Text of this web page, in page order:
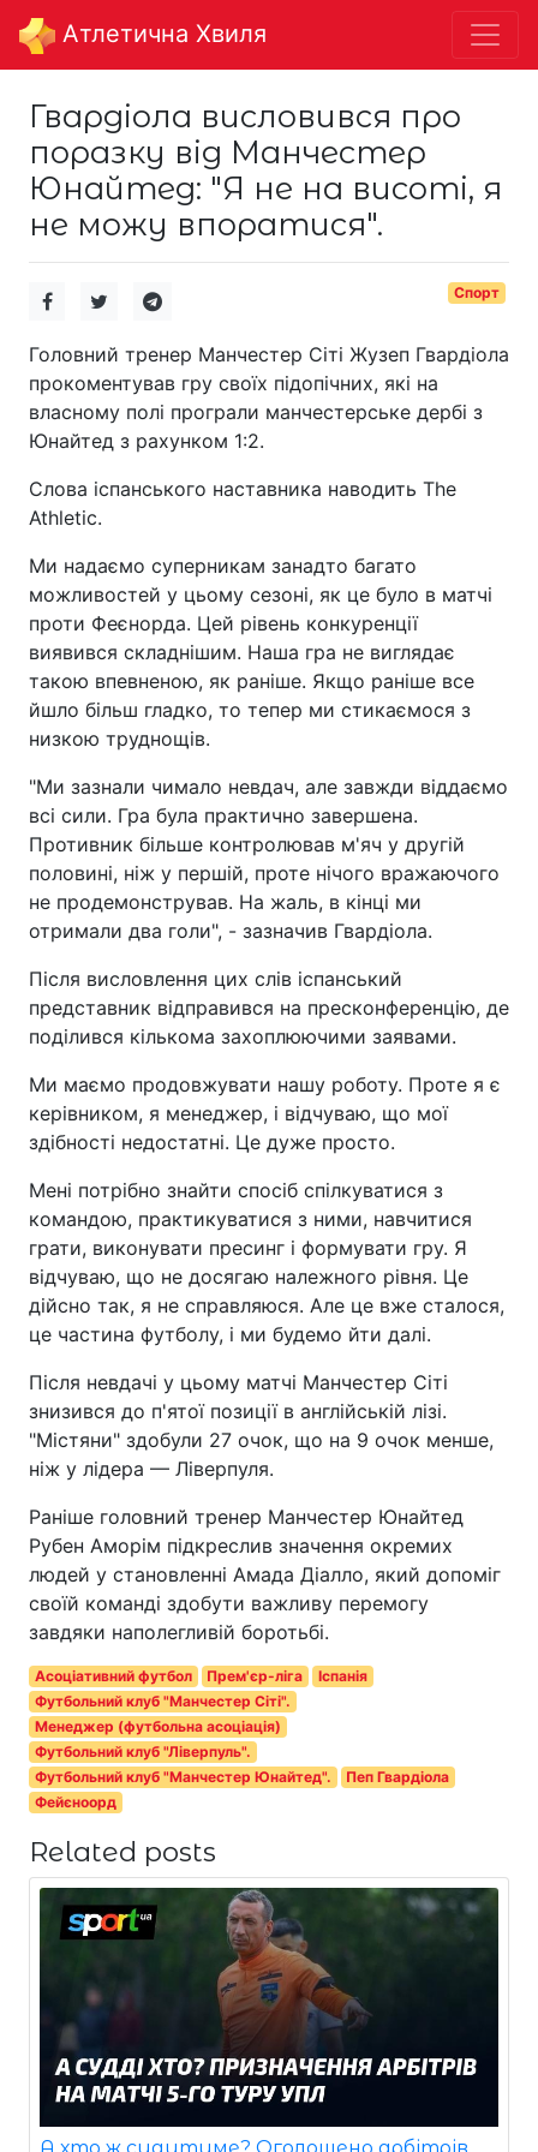
Aтлетична Хвиля
Гвардіола висловився про
поразку від Манчестер
Юнайтед: "Я не на висоті, я
не можу впоратися".
Спорт
Головний тренер Манчестер Сіті Жузеп Гвардіола
прокоментував гру своїх підопічних, які на
власному полі програли манчестерське дербі з
Юнайтед з рахунком 1:2.
Слова іспанського наставника наводить The
Athletic.
Ми надаємо суперникам занадто багато
можливостей у цьому сезоні, як це було в матчі
проти Феєнорда. Цей рівень конкуренції
виявився складнішим. Наша гра не виглядає
такою впевненою, як раніше. Якщо раніше все
йшло більш гладко, то тепер ми стикаємося з
низкою труднощів.
"Ми зазнали чимало невдач, але завжди віддаємо
всі сили. Гра була практично завершена.
Противник більше контролював м'яч у другій
половині, ніж у першій, проте нічого вражаючого
не продемонстрував. На жаль, в кінці ми
отримали два голи", - зазначив Гвардіола.
Після висловлення цих слів іспанський
представник відправився на пресконференцію, де
поділився кількома захоплюючими заявами.
Ми маємо продовжувати нашу роботу. Проте я є
керівником, я менеджер, і відчуваю, що мої
здібності недостатні. Це дуже просто.
Мені потрібно знайти спосіб спілкуватися з
командою, практикуватися з ними, навчитися
грати, виконувати пресинг і формувати гру. Я
відчуваю, що не досягаю належного рівня. Це
дійсно так, я не справляюся. Але це вже сталося,
це частина футболу, і ми будемо йти далі.
Після невдачі у цьому матчі Манчестер Сіті
знизився до п'ятої позиції в англійській лізі.
"Містяни" здобули 27 очок, що на 9 очок менше,
ніж у лідера — Ліверпуля.
Раніше головний тренер Манчестер Юнайтед
Рубен Аморім підкреслив значення окремих
людей у становленні Амада Діалло, який допоміг
своїй команді здобути важливу перемогу
завдяки наполегливій боротьбі.
Асоціативний футбол Прем'єр-ліга
Іспанія
Футбольний клуб "Манчестер Сіті".
Менеджер (футбольна асоціація)
Футбольний клуб "Ліверпуль".
Футбольний клуб "Манчестер Юнайтед".
Пеп Гвардіола
Фейєноорд
Related posts